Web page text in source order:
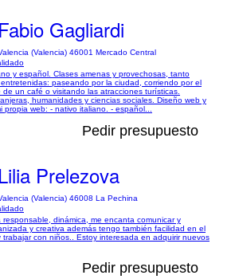
Fabio Gagliardi
(Valencia) 46001 Mercado Central
y español. Clases amenas y provechosas, tanto
paseando por la ciudad, corriendo por el
un café o visitando las atracciones turísticas.
humanidades y ciencias sociales. Diseño web y
web: - nativo italiano. - español...
Pedir presupuesto
Lilia Prelezova
(Valencia) 46008 La Pechina
dinámica, me encanta comunicar y
y creativa además tengo también facilidad en el
con niños.. Estoy interesada en adquirir nuevos
Pedir presupuesto